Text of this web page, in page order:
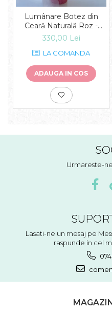
Lumânare Botez din
Ceară Naturală Roz -
Grația Balerinei
330,00 Lei
LA COMANDA
ADAUGA IN COS
Urmareste-
Lasati-ne un mesaj pe
raspunde in cel